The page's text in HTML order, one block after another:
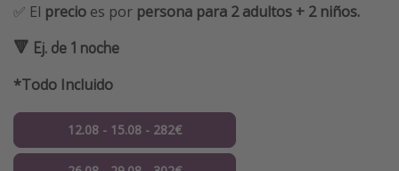
✅ El precio es por persona para 2 adultos + 2 niños.
🔻 Ej. de 1 noche
*Todo Incluido
12.08 - 15.08 - 282€